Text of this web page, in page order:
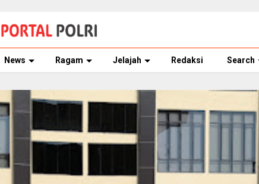
News Ragam Jelajah Redaksi Search